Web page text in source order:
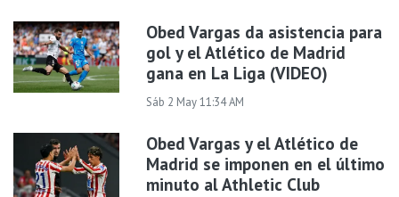
Obed Vargas da asistencia para
gol y el Atlético de Madrid
gana en La Liga (VIDEO)
Sáb 2 May 11:34 AM
Obed Vargas y el Atlético de
Madrid se imponen en el último
minuto al Athletic Club